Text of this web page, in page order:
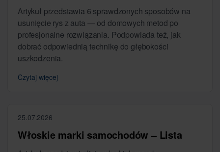
Artykuł przedstawia 6 sprawdzonych sposobów na
usunięcie rys z auta — od domowych metod po
profesjonalne rozwiązania. Podpowiada też, jak
dobrać odpowiednią technikę do głębokości
uszkodzenia.
Czytaj więcej
25.07.2026
Włoskie marki samochodów – Lista